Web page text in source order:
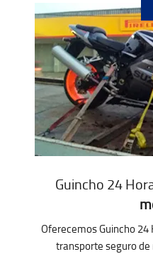
Guincho 24
Oferecemos Guincho
transporte seguro